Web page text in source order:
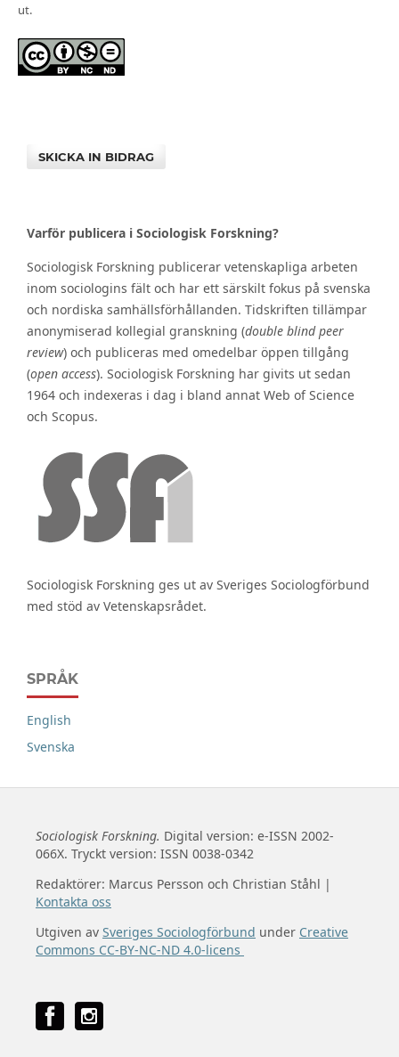
ut.
SKICKA IN BIDRAG
Varför publicera i Sociologisk Forskning?
Sociologisk Forskning publicerar vetenskapliga arbeten
inom sociologins fält och har ett särskilt fokus på svenska
och nordiska samhällsförhållanden. Tidskriften tillämpar
anonymiserad kollegial granskning (double blind peer
review) och publiceras med omedelbar öppen tillgång
(open access). Sociologisk Forskning har givits ut sedan
1964 och indexeras i dag i bland annat Web of Science
och Scopus.
Sociologisk Forskning ges ut av Sveriges Sociologförbund
med stöd av Vetenskapsrådet.
SPRÅK
English
Svenska
Sociologisk Forskning. Digital version: e-ISSN 2002-
066X. Tryckt version: ISSN 0038-0342
Redaktörer: Marcus Persson och Christian Ståhl |
Kontakta oss
Utgiven av Sveriges Sociologförbund under Creative
Commons CC-BY-NC-ND 4.0-licens